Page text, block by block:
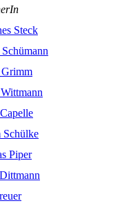
Steck
Schülke
Piper